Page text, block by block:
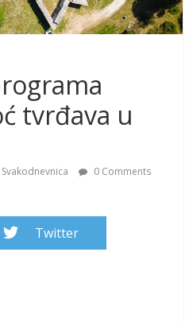
tvrđava u
Svakodnevnica
0 Comments
Twitter